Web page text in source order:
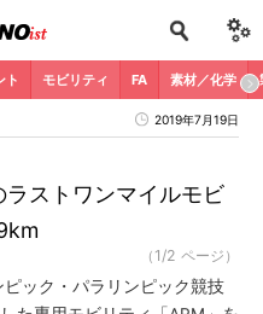
ト モビリティ FA 素材／化学
2019年7月19日
ラストワンマイルモビ
（1/2 ページ）
ック・パラリンピック競技